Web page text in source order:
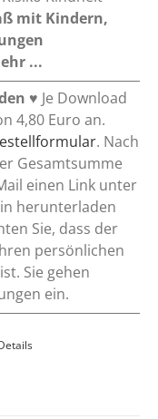
mit Kindern,
...
♥ Je Download
4,80 Euro an.
. Nach
Gesamtsumme
einen Link unter
herunterladen
Sie, dass der
persönlichen
Sie gehen
ein.